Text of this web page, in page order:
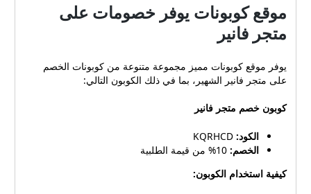
بتجربة تسوق مجزية في متجر
فانير، والحصول على أثاث
وديكور فاخر بأسعار معقولة.
ڤانير العناية العناية بالبشرة:
كريم مرطب، غسول البشرة،
مقشرات البشرة والعناية
الشخصية. العناية بالوجه: كريم
الوجه، غسول الوجه، مقشر
الوجه، أقنعة الوجه. العناية
بالشعر: شامبو وبلسم، كريمات
الشعر، سيروم الشعر، زيوت
موقع كوبونات يوفر خصومات على
متجر فانير
يوفر موقع كوبونات مميز مجموعة متنوعة من كوبونات الخصم
على متجر فانير الشهير، بما في ذلك الكوبون التالي:
كوبون خصم متجر فانير
الكود:KQRHCD
الخصم:10% من قيمة الطلبية
كيفية استخدام الكوبون: